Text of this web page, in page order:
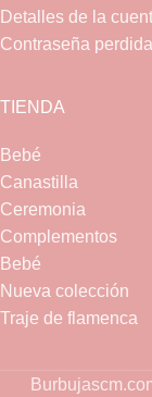
Detalles de la
Contraseña perdida
TIENDA
Bebé
Canastilla
Ceremonia
Complementos
Bebé
Nueva colección
Traje de flamenca